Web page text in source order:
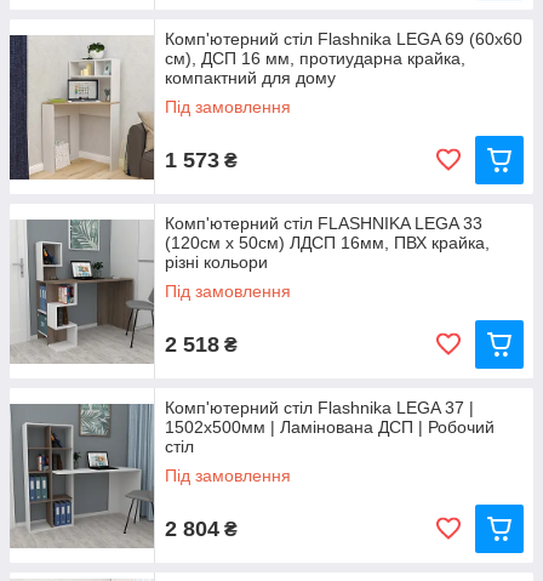
Комп'ютерний стіл Flashnika LEGA 69 (60х60
см), ДСП 16 мм, протиударна крайка,
компактний для дому
Під замовлення
1 573 ₴
Комп'ютерний стіл FLASHNIKA LEGA 33
(120см x 50см) ЛДСП 16мм, ПВХ крайка,
різні кольори
Під замовлення
2 518 ₴
Комп'ютерний стіл Flashnika LEGA 37 |
1502x500мм | Ламінована ДСП | Робочий
стіл
Під замовлення
2 804 ₴